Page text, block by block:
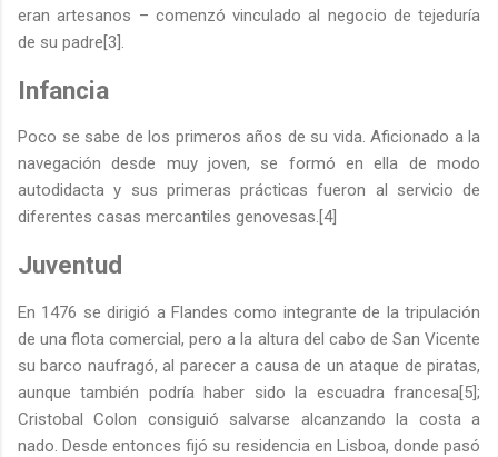
eran artesanos – comenzó vinculado al negocio de tejeduría
de su padre[3].
Infancia
Poco se sabe de los primeros años de su vida. Aficionado a la
navegación desde muy joven, se formó en ella de modo
autodidacta y sus primeras prácticas fueron al servicio de
diferentes casas mercantiles genovesas.[4]
Juventud
En 1476 se dirigió a Flandes como integrante de la tripulación
de una flota comercial, pero a la altura del cabo de San Vicente
su barco naufragó, al parecer a causa de un ataque de piratas,
aunque también podría haber sido la escuadra francesa[5];
Cristobal Colon consiguió salvarse alcanzando la costa a
nado. Desde entonces fijó su residencia en Lisboa, donde pasó